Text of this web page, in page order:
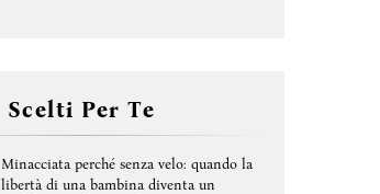
Scelti Per Te
Minacciata perché senza velo: quando la
libertà di una bambina diventa un